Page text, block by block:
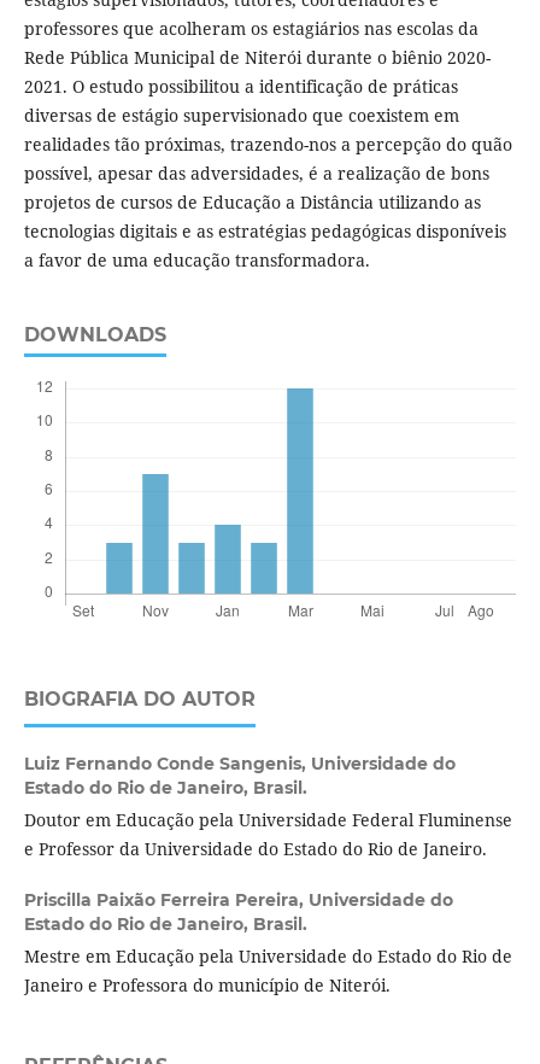
professores que acolheram os estagiários nas escolas da
Rede Pública Municipal de Niterói durante o biênio 2020-
2021. O estudo possibilitou a identificação de práticas
diversas de estágio supervisionado que coexistem em
realidades tão próximas, trazendo-nos a percepção do quão
possível, apesar das adversidades, é a realização de bons
projetos de cursos de Educação a Distância utilizando as
tecnologias digitais e as estratégias pedagógicas disponíveis
a favor de uma educação transformadora.
DOWNLOADS
BIOGRAFIA DO AUTOR
Luiz Fernando Conde Sangenis, Universidade do
Estado do Rio de Janeiro, Brasil.
Doutor em Educação pela Universidade Federal Fluminense
e Professor da Universidade do Estado do Rio de Janeiro.
Priscilla Paixão Ferreira Pereira, Universidade do
Estado do Rio de Janeiro, Brasil.
Mestre em Educação pela Universidade do Estado do Rio de
Janeiro e Professora do município de Niterói.